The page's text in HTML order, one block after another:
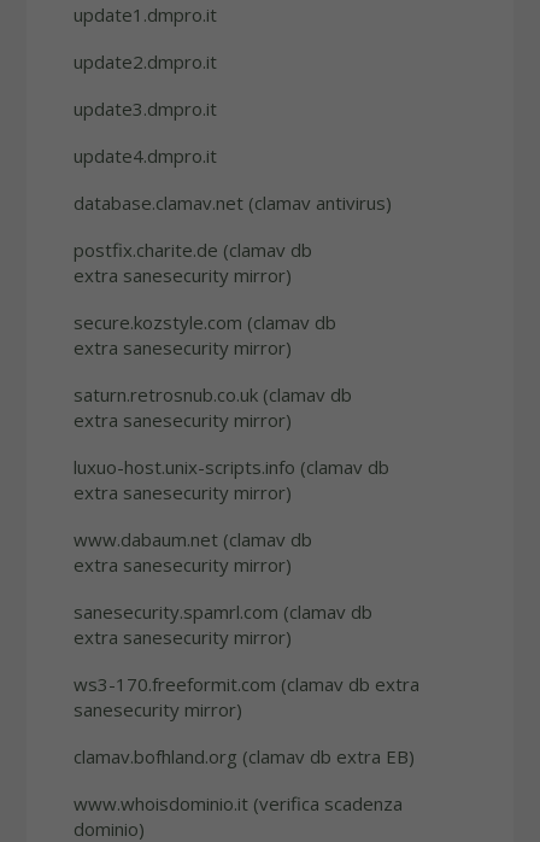
update1.dmpro.it
update2.dmpro.it
update3.dmpro.it
update4.dmpro.it
database.clamav.net (clamav antivirus)
postfix.charite.de (clamav db
extra sanesecurity mirror)
secure.kozstyle.com (clamav db
extra sanesecurity mirror)
saturn.retrosnub.co.uk (clamav db
extra sanesecurity mirror)
luxuo-host.unix-scripts.info (clamav db
extra sanesecurity mirror)
www.dabaum.net (clamav db
extra sanesecurity mirror)
sanesecurity.spamrl.com (clamav db
extra sanesecurity mirror)
ws3-170.freeformit.com (clamav db extra
sanesecurity mirror)
clamav.bofhland.org (clamav db extra EB)
www.whoisdominio.it (verifica scadenza
dominio)